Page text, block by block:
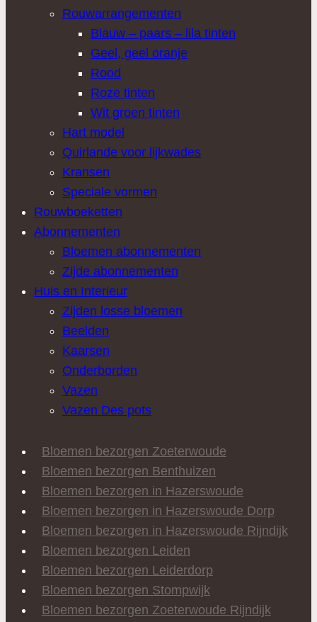
Rouwarrangementen
Blauw – paars – lila tinten
Geel, geel oranje
Rood
Roze tinten
Wit groen tinten
Hart model
Quirlande voor lijkwades
Kransen
Speciale vormen
Rouwboeketten
Abonnementen
Bloemen abonnementen
Zijde abonnementen
Huis en Interieur
Zijden losse bloemen
Beelden
Kaarsen
Onderborden
Vazen
Vazen Des pots
Bloemen bezorgen Zoeterwoude
Bloemen bezorgen Benthuizen
Bloemen bezorgen in Hazerswoude
Bloemen bezorgen in Hazerswoude Dorp
Bloemen bezorgen in Hazerswoude Rijndijk
Bloemen bezorgen Leiden
Bloemen bezorgen Leiderdorp
Bloemen bezorgen Stompwijk
Bloemen bezorgen Zoeterwoude Rijndijk